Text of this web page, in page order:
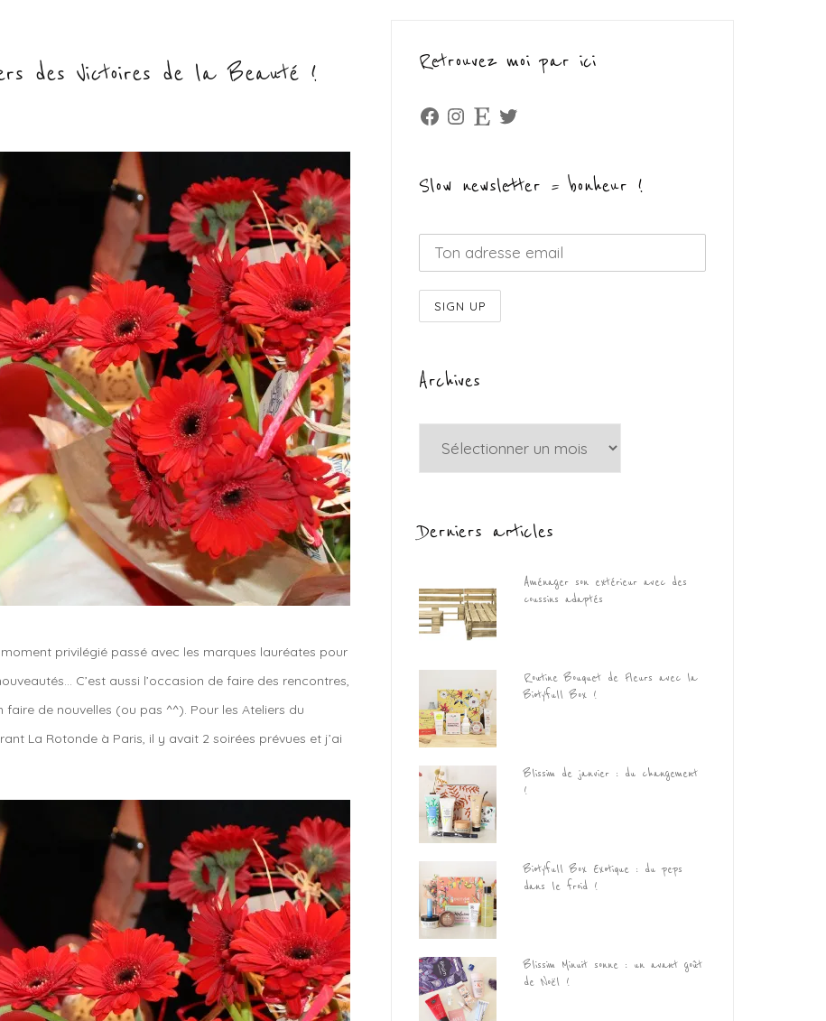
des Victoires de la Beauté !
moment privilégié passé avec les marques lauréates pour
C’est aussi l’occasion de faire des rencontres,
de nouvelles (ou pas ^^). Pour les Ateliers du
La Rotonde à Paris, il y avait 2 soirées prévues et j’ai
Retrouvez moi par ici
Facebook
Instagram
Etsy Twitter
Slow newsletter = bonheur !
Archives
Derniers articles
Aménager son extérieur avec des
coussins adaptés
Routine Bouquet de Fleurs avec la
Biotyfull Box !
Blissim de janvier : du changement
!
Biotyfull Box Exotique : du peps
dans le froid !
Blissim Minuit sonne : un avant goût
de Noël !